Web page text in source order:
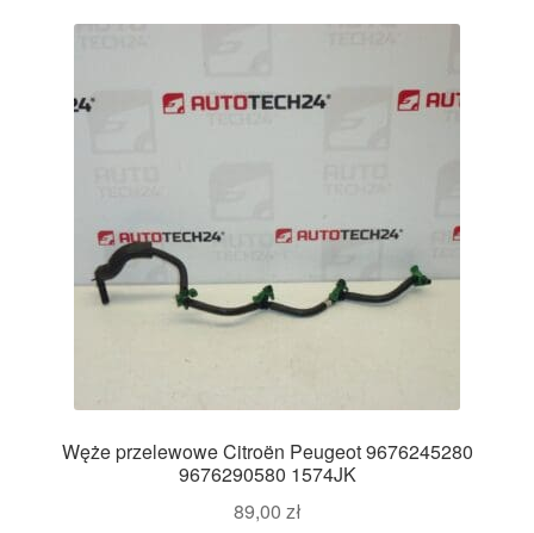
Węże przelewowe Citroën Peugeot 9676245280
9676290580 1574JK
89,00 zł